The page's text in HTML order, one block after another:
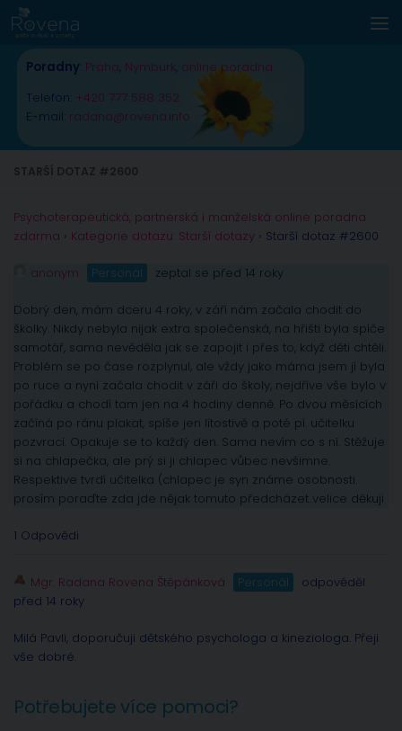
Skip to content
Poradny Praha Nymburk online poradna
Telefon: +420 777 588 352
E-mail: radana@rovena.info
Psychoterapeutická, partnerská i manželská online poradna
zdarma › Kategorie dotazu: Starší dotazy › Starší dotaz #2600
anonym Personál zeptal se před 14 roky
Dobrý den, mám dceru 4 roky, v září nám začala chodit do
školky. Nikdy nebyla nijak extra společenská, na hřišti byla spíče
samotář, sama nevěděla jak se zapojit i přes to, když děti chtěli.
Problém se po čase rozplynul, ale vždy jako máma jsem jí byla
po ruce a nyní začala chodit v záři do školy, nejdříve vše bylo v
pořádku a chodí tam jen na 4 hodiny denně. Po dvou měsících
začíná po ránu plakat, spíše jen lítostivě a poté pí. učitelku
pozvrací. Opakuje se to každý den. Sama nevím co s ní. Stěžuje
si na chlapečka, ale prý si ji chlapec vůbec nevšimne.
Respektive tvrdí učitelka (chlapec je syn známe osobnosti.
prosím poraďte zda jde nějak tomuto předcházet..velice děkuji
1 Odpovědi
Mgr. Radana Rovena Štěpánková Personál
odpověděl
před 14 roky
Milá Pavli, doporučuji dětského psychologa a kineziologa. Přeji
vše dobré.
Potřebujete více pomoci?